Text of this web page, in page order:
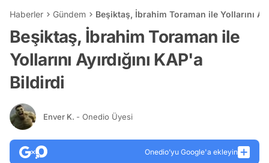
Haberler Gündem Beşiktaş, İbrahim Toraman ile Yollarını
Beşiktaş, İbrahim Toraman ile
Yollarını Ayırdığını KAP'a
Bildirdi
Enver K. - Onedio Üyesi
Onedio’yu Google'a ekleyin